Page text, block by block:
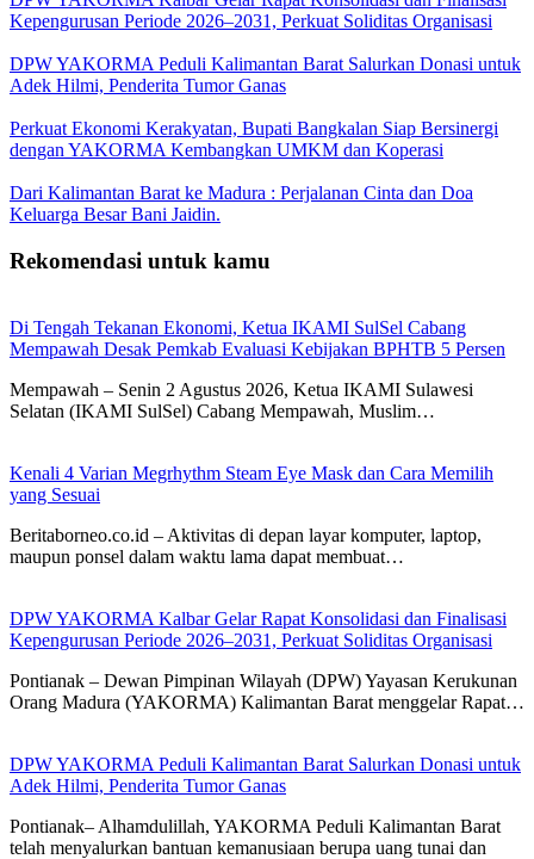
Kepengurusan Periode 2026–2031, Perkuat Soliditas Organisasi
DPW YAKORMA Peduli Kalimantan Barat Salurkan Donasi untuk
Adek Hilmi, Penderita Tumor Ganas
Perkuat Ekonomi Kerakyatan, Bupati Bangkalan Siap Bersinergi
dengan YAKORMA Kembangkan UMKM dan Koperasi
Dari Kalimantan Barat ke Madura : Perjalanan Cinta dan Doa
Keluarga Besar Bani Jaidin.
Rekomendasi untuk kamu
Di Tengah Tekanan Ekonomi, Ketua IKAMI SulSel Cabang
Mempawah Desak Pemkab Evaluasi Kebijakan BPHTB 5 Persen
Mempawah – Senin 2 Agustus 2026, Ketua IKAMI Sulawesi
Selatan (IKAMI SulSel) Cabang Mempawah, Muslim…
Kenali 4 Varian Megrhythm Steam Eye Mask dan Cara Memilih
yang Sesuai
Beritaborneo.co.id – Aktivitas di depan layar komputer, laptop,
maupun ponsel dalam waktu lama dapat membuat…
DPW YAKORMA Kalbar Gelar Rapat Konsolidasi dan Finalisasi
Kepengurusan Periode 2026–2031, Perkuat Soliditas Organisasi
Pontianak – Dewan Pimpinan Wilayah (DPW) Yayasan Kerukunan
Orang Madura (YAKORMA) Kalimantan Barat menggelar Rapat…
DPW YAKORMA Peduli Kalimantan Barat Salurkan Donasi untuk
Adek Hilmi, Penderita Tumor Ganas
Pontianak– Alhamdulillah, YAKORMA Peduli Kalimantan Barat
telah menyalurkan bantuan kemanusiaan berupa uang tunai dan